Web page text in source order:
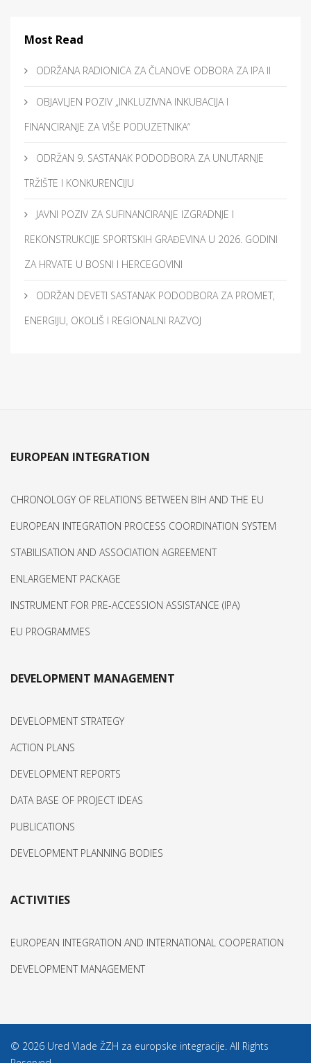
Most Read
ODRŽANA RADIONICA ZA ČLANOVE ODBORA ZA IPA II
OBJAVLJEN POZIV „INKLUZIVNA INKUBACIJA I
FINANCIRANJE ZA VIŠE PODUZETNIKA“
ODRŽAN 9. SASTANAK PODODBORA ZA UNUTARNJE
TRŽIŠTE I KONKURENCIJU
JAVNI POZIV ZA SUFINANCIRANJE IZGRADNJE I
REKONSTRUKCIJE SPORTSKIH GRAĐEVINA U 2026. GODINI
ZA HRVATE U BOSNI I HERCEGOVINI
ODRŽAN DEVETI SASTANAK PODODBORA ZA PROMET,
ENERGIJU, OKOLIŠ I REGIONALNI RAZVOJ
EUROPEAN INTEGRATION
CHRONOLOGY OF RELATIONS BETWEEN BIH AND THE EU
EUROPEAN INTEGRATION PROCESS COORDINATION SYSTEM
STABILISATION AND ASSOCIATION AGREEMENT
ENLARGEMENT PACKAGE
INSTRUMENT FOR PRE-ACCESSION ASSISTANCE (IPA)
EU PROGRAMMES
DEVELOPMENT MANAGEMENT
DEVELOPMENT STRATEGY
ACTION PLANS
DEVELOPMENT REPORTS
DATA BASE OF PROJECT IDEAS
PUBLICATIONS
DEVELOPMENT PLANNING BODIES
ACTIVITIES
EUROPEAN INTEGRATION AND INTERNATIONAL COOPERATION
DEVELOPMENT MANAGEMENT
© 2026 Ured Vlade ŽZH za europske integracije. All Rights